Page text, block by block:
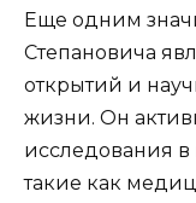
Еще одним
Степановича
открытий и
жизни. Он
исследования в
такие как